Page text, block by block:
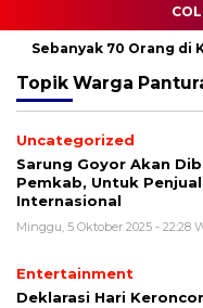
Sebanyak 70 Orang di
Topik Warga
Uncategorized
Sarung Goyor Akan
Pemkab, Untuk
Internasional
Minggu, 5 Oktober 2025 - 22:28
Entertainment
Deklarasi Hari